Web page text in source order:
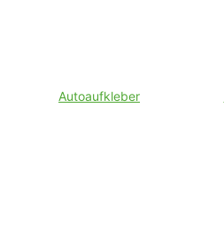
Autoaufkleber